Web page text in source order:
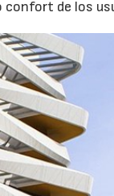
confort de los